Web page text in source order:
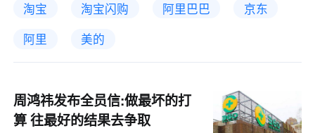
淘宝
淘宝闪购 阿里巴巴
京东
阿里
美的
周鸿祎发布全员信:做最坏的打
算 往最好的结果去争取